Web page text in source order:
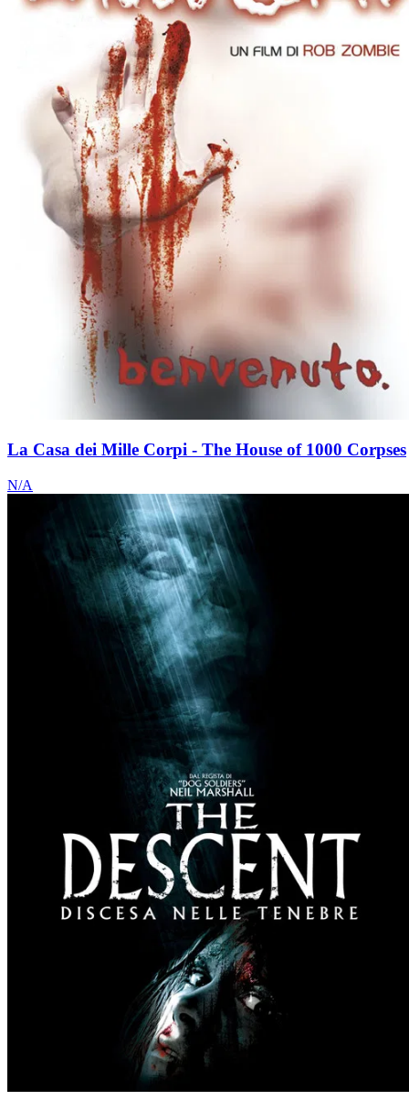
La Casa dei Mille Corpi - The House of 1000 Corpses
N/A